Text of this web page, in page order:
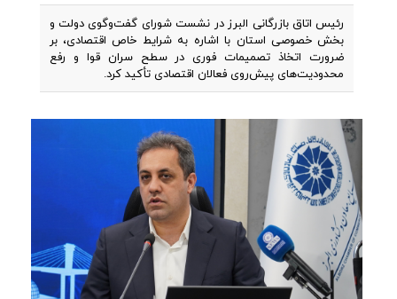
رئیس اتاق بازرگانی البرز در نشست شورای گفت‌وگوی دولت و
بخش خصوصی استان با اشاره به شرایط خاص اقتصادی، بر
ضرورت اتخاذ تصمیمات فوری در سطح سران قوا و رفع
محدودیت‌های پیش‌روی فعالان اقتصادی تأکید کرد.